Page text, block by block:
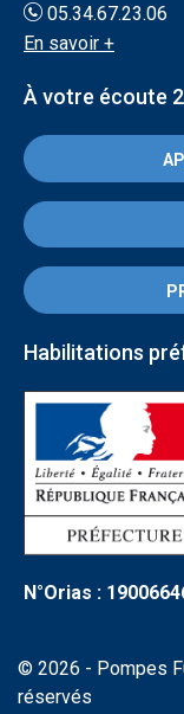
05.34.67.23.06
En savoir +
À votre écoute
Habilitations
N°Orias :
© 2026 - Pompes
réservés